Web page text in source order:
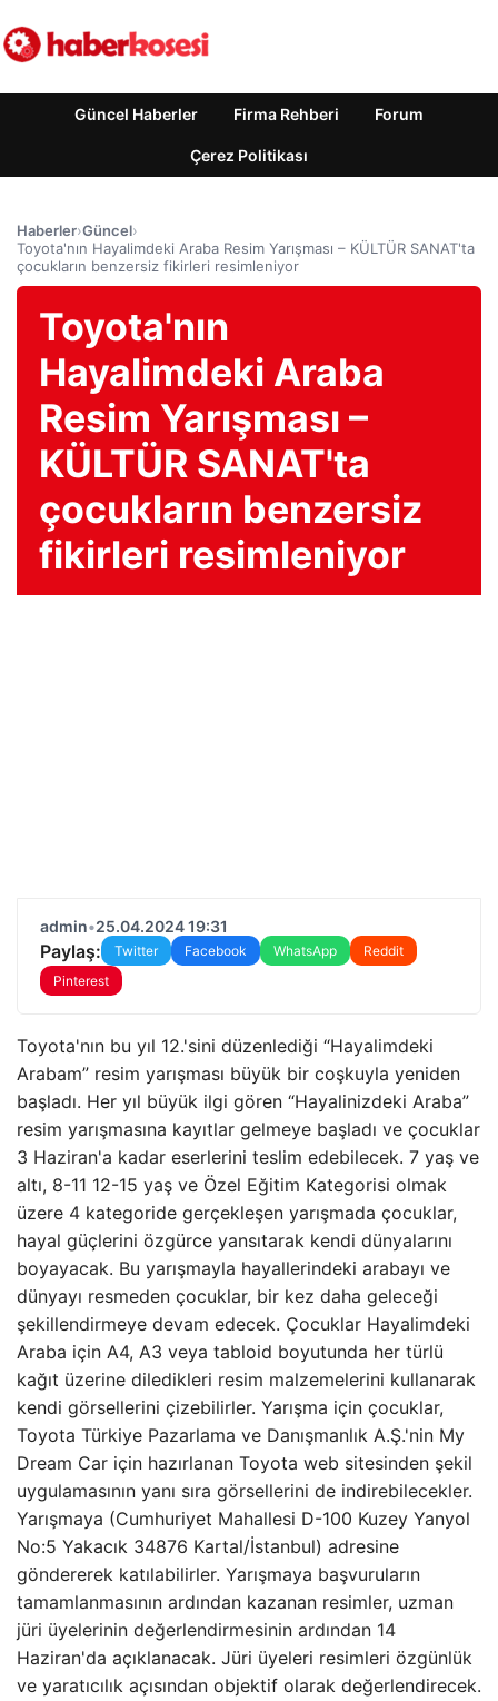
Güncel Haberler Firma Rehberi Forum
Çerez Politikası
Haberler›Güncel›
Toyota'nın Hayalimdeki Araba Resim Yarışması – KÜLTÜR SANAT'ta
çocukların benzersiz fikirleri resimleniyor
Toyota'nın
Hayalimdeki Araba
Resim Yarışması –
KÜLTÜR SANAT'ta
çocukların benzersiz
fikirleri resimleniyor
admin•25.04.2024 19:31
Paylaş: Twitter Facebook WhatsApp
Reddit
Pinterest
Toyota'nın bu yıl 12.'sini düzenlediği “Hayalimdeki
Arabam” resim yarışması büyük bir coşkuyla yeniden
başladı. Her yıl büyük ilgi gören “Hayalinizdeki Araba”
resim yarışmasına kayıtlar gelmeye başladı ve çocuklar
3 Haziran'a kadar eserlerini teslim edebilecek. 7 yaş ve
altı, 8-11 12-15 yaş ve Özel Eğitim Kategorisi olmak
üzere 4 kategoride gerçekleşen yarışmada çocuklar,
hayal güçlerini özgürce yansıtarak kendi dünyalarını
boyayacak. Bu yarışmayla hayallerindeki arabayı ve
dünyayı resmeden çocuklar, bir kez daha geleceği
şekillendirmeye devam edecek. Çocuklar Hayalimdeki
Araba için A4, A3 veya tabloid boyutunda her türlü
kağıt üzerine diledikleri resim malzemelerini kullanarak
kendi görsellerini çizebilirler. Yarışma için çocuklar,
Toyota Türkiye Pazarlama ve Danışmanlık A.Ş.'nin My
Dream Car için hazırlanan Toyota web sitesinden şekil
uygulamasının yanı sıra görsellerini de indirebilecekler.
Yarışmaya (Cumhuriyet Mahallesi D-100 Kuzey Yanyol
No:5 Yakacık 34876 Kartal/İstanbul) adresine
göndererek katılabilirler. Yarışmaya başvuruların
tamamlanmasının ardından kazanan resimler, uzman
jüri üyelerinin değerlendirmesinin ardından 14
Haziran'da açıklanacak. Jüri üyeleri resimleri özgünlük
ve yaratıcılık açısından objektif olarak değerlendirecek.